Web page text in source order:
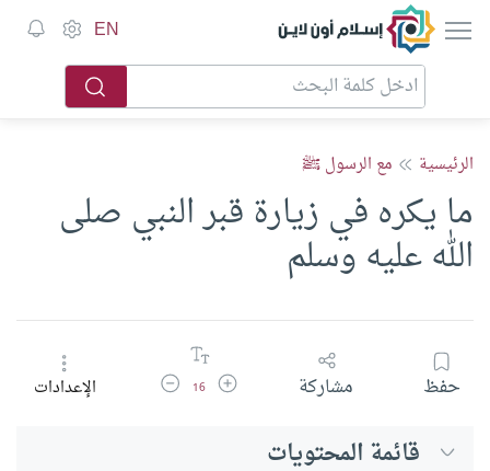
إسلام أون لاين EN
الرئيسية مع الرسول ﷺ
ما يكره في زيارة قبر النبي صلى
الله عليه وسلم
حفظ مشاركة زيادة حجم الخط
16 تقليل حجم الخطالإعدادات
قائمة المحتويات